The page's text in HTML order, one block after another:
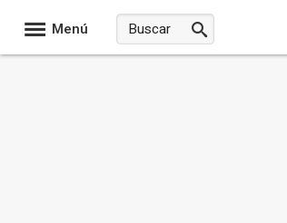
Menú